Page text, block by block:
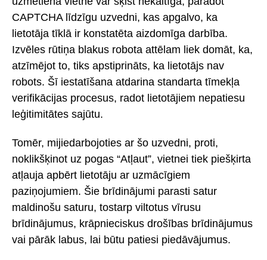
CAPTCHA līdzīgu uzvedni, kas apgalvo, ka
lietotāja tīklā ir konstatēta aizdomīga darbība.
Izvēles rūtiņa blakus robota attēlam liek domāt, ka,
atzīmējot to, tiks apstiprināts, ka lietotājs nav
robots. Šī iestatīšana atdarina standarta tīmekļa
verifikācijas procesus, radot lietotājiem nepatiesu
leģitimitātes sajūtu.
Tomēr, mijiedarbojoties ar šo uzvedni, proti,
noklikšķinot uz pogas “Atļaut”, vietnei tiek piešķirta
atļauja apbērt lietotāju ar uzmācīgiem
paziņojumiem. Šie brīdinājumi parasti satur
maldinošu saturu, tostarp viltotus vīrusu
brīdinājumus, krāpnieciskus drošības brīdinājumus
vai pārāk labus, lai būtu patiesi piedāvājumus.